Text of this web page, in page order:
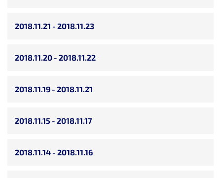
2018.11.14 - 2018.11.16
2018.11.15 - 2018.11.17
2018.11.19 - 2018.11.21
2018.11.20 - 2018.11.22
2018.11.21 - 2018.11.23